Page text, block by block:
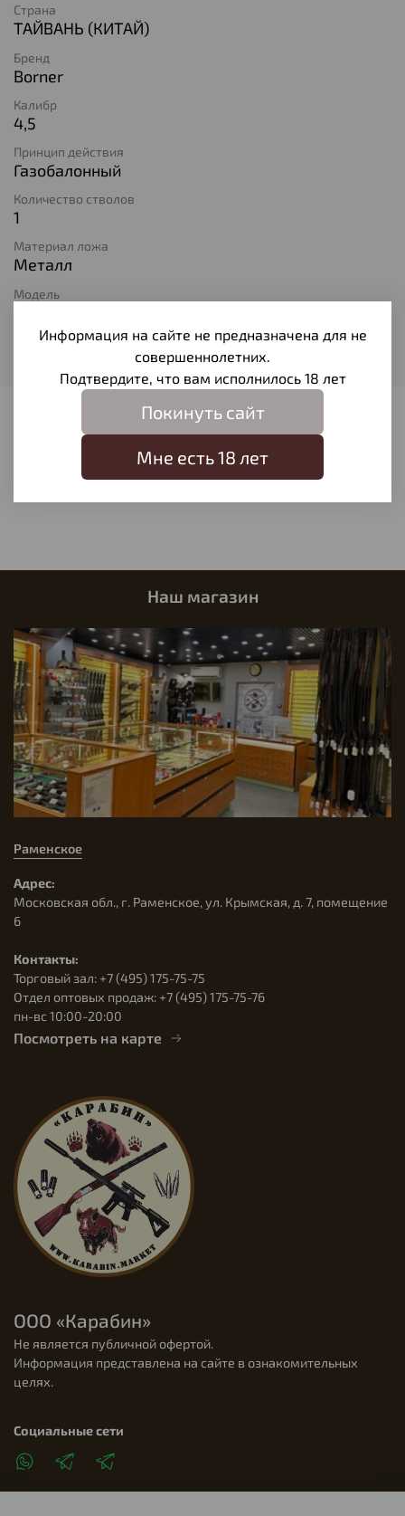
Страна
ТАЙВАНЬ (КИТАЙ)
Бренд
Borner
Калибр
4,5
Принцип действия
Газобалонный
Количество стволов
1
Материал ложа
Металл
Модель
Мощность
Отзывов еще никто не оставлял
Наш магазин
Раменское
Адрес:
Московская обл., г. Раменское, ул. Крымская, д. 7, помещение
6
Контакты:
Торговый зал: +7 (495) 175-75-75
Отдел оптовых продаж: +7 (495) 175-75-76
пн-вс 10:00-20:00
Посмотреть на карте
ООО «Карабин»
Не является публичной офертой.
Информация представлена на сайте в ознакомительных
целях.
Социальные сети
Информация на сайте не предназначена для не
совершеннолетних.
Подтвердите, что вам исполнилось 18 лет
Покинуть сайт
Мне есть 18 лет